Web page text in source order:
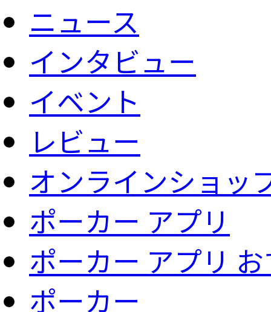
ニュース
インタビュー
イベント
レビュー
オンラインショッ
ポーカー アプリ
ポーカー アプリ
ポーカー